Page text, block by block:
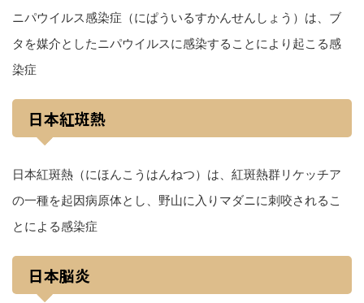
ニパウイルス感染症（にぱういるすかんせんしょう）は、ブ
タを媒介としたニパウイルスに感染することにより起こる感
染症
日本紅斑熱
日本紅斑熱（にほんこうはんねつ）は、紅斑熱群リケッチア
の一種を起因病原体とし、野山に入りマダニに刺咬されるこ
とによる感染症
日本脳炎